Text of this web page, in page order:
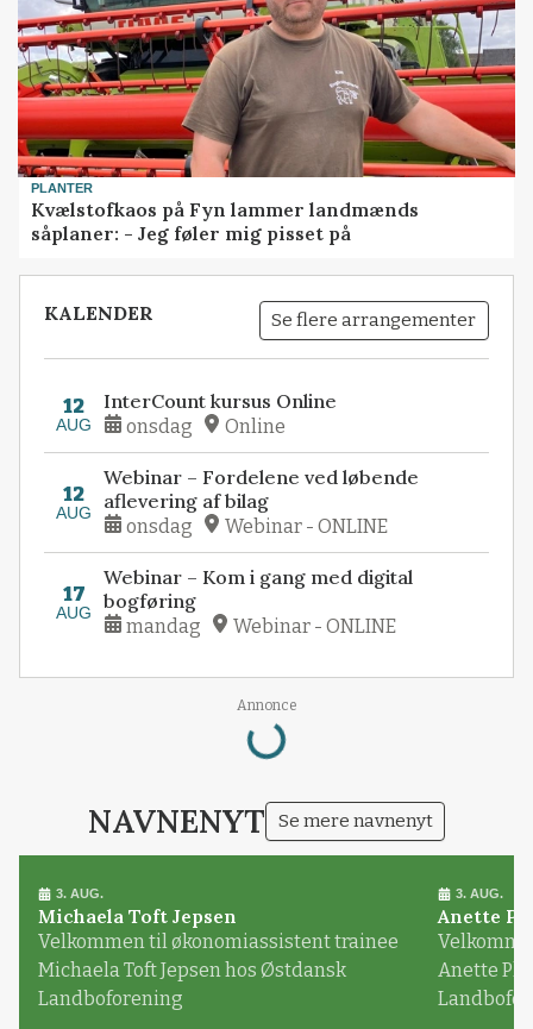
PLANTER
Kvælstofkaos på Fyn lammer landmænds
såplaner: - Jeg føler mig pisset på
KALENDER Se flere arrangementer
12
AUG
InterCount kursus Online
onsdag Online
12
AUG
Webinar – Fordelene ved løbende
aflevering af bilag
onsdag Webinar - ONLINE
17
AUG
Webinar – Kom i gang med digital
bogføring
mandag Webinar - ONLINE
Annonce
Loading...
NAVNENYT Se mere navnenyt
3. AUG.
Michaela Toft Jepsen
Velkommen til økonomiassistent trainee
Michaela Toft Jepsen hos Østdansk
Landboforening
3. AUG.
Anette
Anette